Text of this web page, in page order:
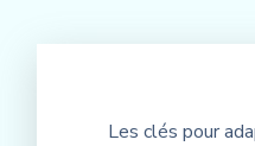
Les clés pour